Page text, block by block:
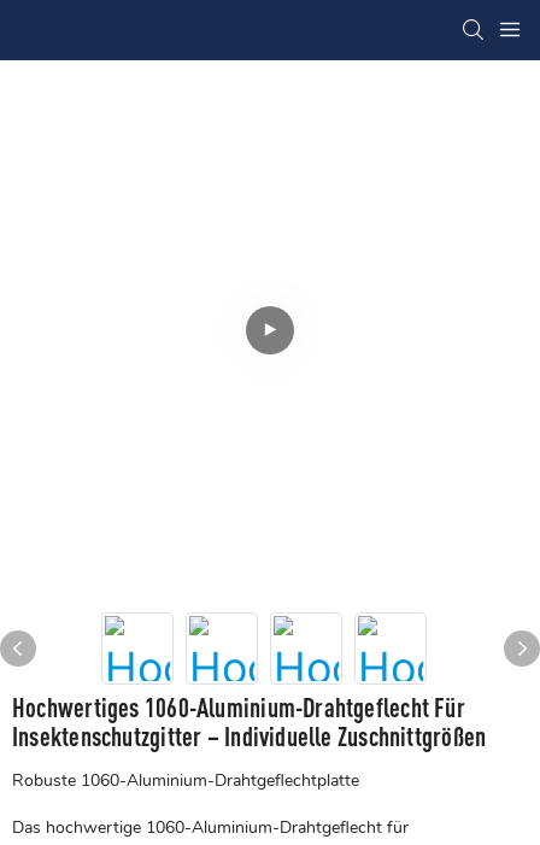
Hochwertiges 1060-Aluminium-Drahtgeflecht Für
Insektenschutzgitter – Individuelle Zuschnittgrößen
Robuste 1060-Aluminium-Drahtgeflechtplatte
Das hochwertige 1060-Aluminium-Drahtgeflecht für